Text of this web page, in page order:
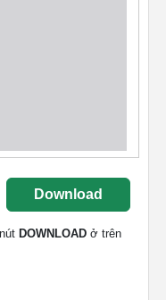
Download
DOWNLOAD ở trên